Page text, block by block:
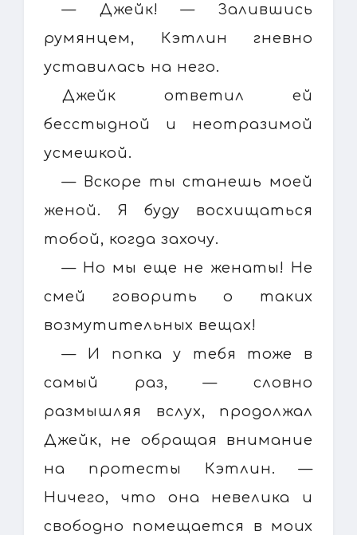
— Джейк! — Залившись
румянцем, Кэтлин гневно
уставилась на него.
Джейк ответил ей
бесстыдной и неотразимой
усмешкой.
— Вскоре ты станешь моей
женой. Я буду восхищаться
тобой, когда захочу.
— Но мы еще не женаты! Не
смей говорить о таких
возмутительных вещах!
— И попка у тебя тоже в
самый раз, — словно
размышляя вслух, продолжал
Джейк, не обращая внимание
на протесты Кэтлин. —
Ничего, что она невелика и
свободно помещается в моих